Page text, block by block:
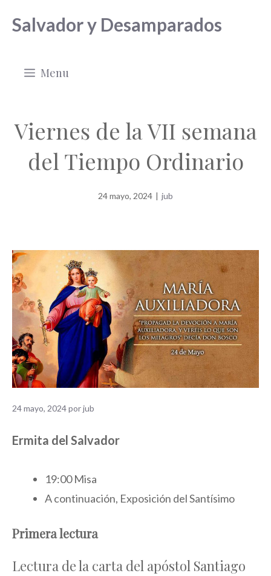
Salvador y Desamparados
Menu
Viernes de la VII semana
del Tiempo Ordinario
24 mayo, 2024 | jub
24 mayo, 2024porjub
Ermita del Salvador
19:00 Misa
A continuación, Exposición del Santísimo
Primera lectura
Lectura de la carta del apóstol Santiago